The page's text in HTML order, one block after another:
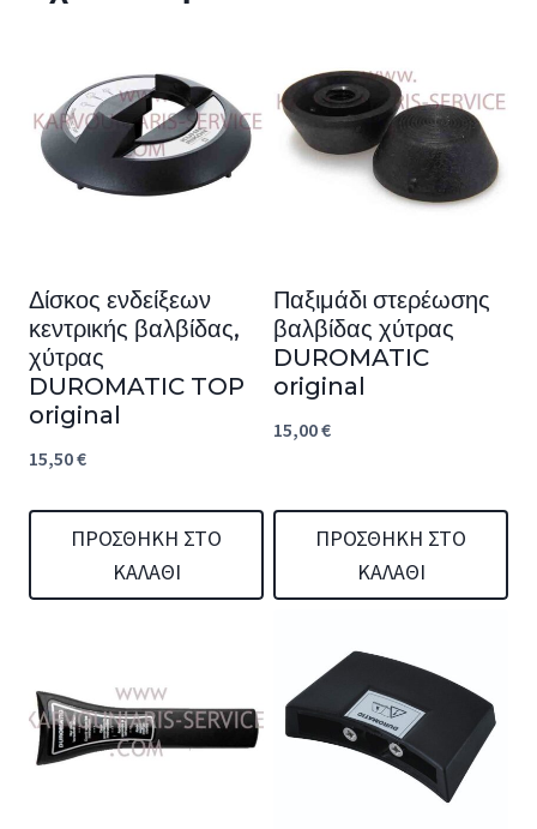
Δίσκος ενδείξεων
κεντρικής βαλβίδας,
χύτρας
DUROMATIC TOP
original
15,50€
ΠΡΟΣΘΉΚΗ ΣΤΟ
ΚΑΛΆΘΙ
Παξιμάδι στερέωσης
βαλβίδας χύτρας
DUROMATIC
original
15,00€
ΠΡΟΣΘΉΚΗ ΣΤΟ
ΚΑΛΆΘΙ